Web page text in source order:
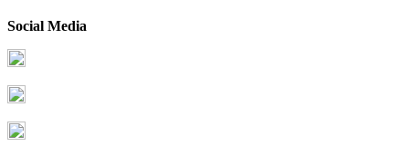
Social Media